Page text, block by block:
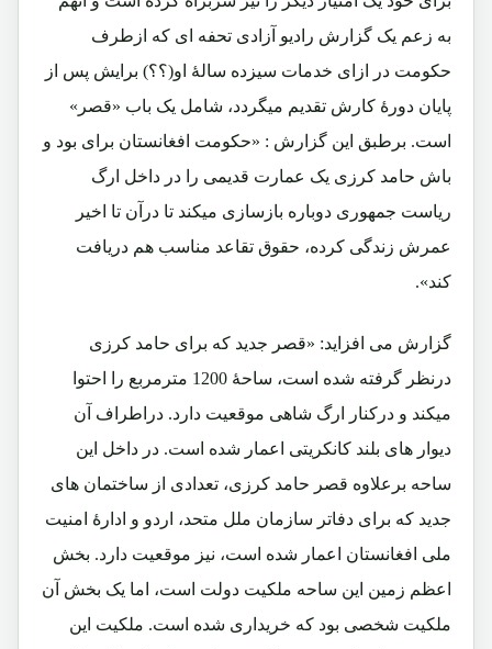
به زعم یک گزارش رادیو آزادی تحفه ای که ازطرف
حکومت در ازای خدمات سیزده سالۀ او(؟؟) برایش پس از
پایان دورۀ کارش تقدیم میگردد، شامل یک باب «قصر»
است. برطبق این گزارش : «حکومت افغانستان برای بود و
باش حامد کرزی یک عمارت قدیمی را در داخل ارگ
ریاست جمهوری دوباره بازسازی میکند تا درآن تا اخیر
عمرش زندگی کرده، حقوق تقاعد مناسب هم دریافت
کند».
گزارش می افزاید: «قصر جدید که برای حامد کرزی
درنظر گرفته شده است، ساحۀ 1200 مترمربع را احتوا
میکند و درکنار ارگ شاهی موقعیت دارد. دراطراف آن
دیوار های بلند کانکریتی اعمار شده است. در داخل این
ساحه برعلاوه قصر حامد کرزی، تعدادی از ساختمان های
جدید که برای دفاتر سازمان ملل متحد، اردو و ادارۀ امنیت
ملی افغانستان اعمار شده است، نیز موقعیت دارد. بخش
اعظم زمین این ساحه ملکیت دولت است، اما یک بخش آن
ملکیت شخصی بود که خریداری شده است. ملکیت این